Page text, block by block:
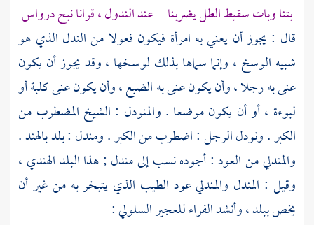
بتنا وبات سقيط الطل يضربنا عند الندول ، قرانا نبح درواس
قال : يجوز أن يعني به امرأة فيكون فعولا من الندل الذي هو
شبيه الوسخ ، وإنما سماها بذلك لوسخها ، وقد يجوز أن يكون
عنى به رجلا ، وأن يكون عنى به الضبع ، وأن يكون عنى كلبة أو
لبوءة ، أو أن يكون موضعا . والمنودل : الشيخ المضطرب من
الكبر . ونودل الرجل : اضطرب من الكبر . ومندل : بلدبالهند.
والمندلي من العود : أجوده نسب إلى مندل ; هذا البلد الهندي ،
وقيل : المندل والمندلي عود الطيب الذي يتبخر به من غير أن
يخص ببلد ، وأنشدالفراءللعجير السلولي: